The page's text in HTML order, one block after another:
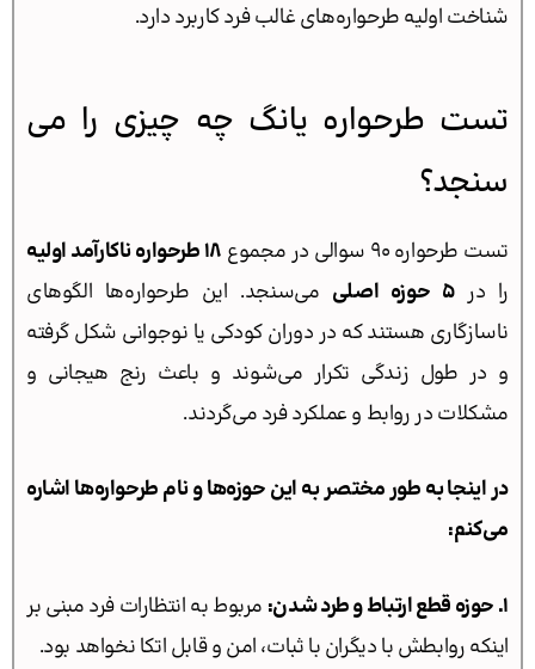
شناخت اولیه طرحواره‌های غالب فرد کاربرد دارد.
تست طرحواره یانگ چه چیزی را می
سنجد؟
تست طرحواره 90 سوالی در مجموع
۱۸ طرحواره ناکارآمد اولیه
را در۵ حوزه اصلی
می‌سنجد. این طرحواره‌ها الگوهای
ناسازگاری هستند که در دوران کودکی یا نوجوانی شکل گرفته
و در طول زندگی تکرار می‌شوند و باعث رنج هیجانی و
مشکلات در روابط و عملکرد فرد می‌گردند.
در اینجا به طور مختصر به این حوزه‌ها و نام طرحواره‌ها اشاره
می‌کنم:
۱. حوزه قطع ارتباط و طرد شدن:
مربوط به انتظارات فرد مبنی بر
اینکه روابطش با دیگران با ثبات، امن و قابل اتکا نخواهد بود.